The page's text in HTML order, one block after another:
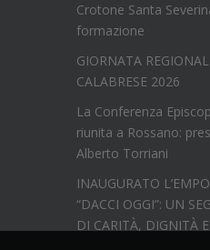
Crotone Santa
formazione
GIORNATA
CALABRESE 2026
La Conferenza
riunita a Rossano:
Alberto Torriani
INAUGURATO
“DACCI OGGI”: UN
DI CARITÀ, DIGNITÀ